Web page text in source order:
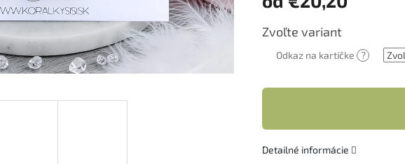
Jednotková
cena:
Zvoľte variant
Odkaz na kartičke ?
Detailné informácie